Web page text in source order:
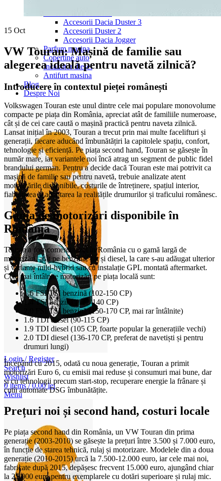
Accesorii Dacia Duster 3
Accesorii Duster 2
Accesorii Dacia Jogger
Parfum masina
Copertine auto
Incalzitor diesel
Antifurt masina
Blog
Despre Noi
Login / Register
Search
Wishlist
0items / 0,00lei
Menu
15 Oct
VW Touran: Mașină de familie sau
alegerea ideală pentru navetă zilnică?
Introducere în contextul pieței românești
Volkswagen Touran este unul dintre cele mai populare monovolume
compacte pe piața din România, apreciat atât de familiile numeroase,
cât și de cei care caută o mașină practică pentru naveta zilnică.
Lansat inițial în 2003, Touran a trecut prin mai multe facelifturi și
generații, fiecare aducând îmbunătățiri la capitolele spațiu, confort,
tehnologie și eficiență. Pe piața second hand, Touran se găsește în
număr mare, iar variantele noi încă atrag un segment de public fidel
brandului german. Pentru a decide dacă Touran este mai potrivit ca
mașină de familie sau pentru navetă, trebuie analizate atent
motorizările disponibile, costurile de întreținere, spațiul interior,
fiabilitatea și adaptarea la realitățile drumurilor și traficului românesc.
Gama de motorizări disponibile în
România
Touran a fost comercializat în România cu o gamă largă de
motorizări, atât pe benzină, cât și diesel, la care s-au adăugat ulterior
și variante mild-hybrid sau cu instalație GPL montată aftermarket.
Cele mai întâlnite motorizări pe piața locală sunt:
1.6 FSI/TSI benzină (102-150 CP)
1.4 TSI benzină (122-140 CP)
2.0 FSI/TSI benzină (150-170 CP, mai rar întâlnite)
1.6 TDI diesel (90-115 CP)
1.9 TDI diesel (105 CP, foarte popular la generațiile vechi)
2.0 TDI diesel (136-170 CP, preferat de navetiști și pentru
drumuri lungi)
Începând cu 2015, odată cu noua generație, Touran a primit
motorizări Euro 6, cu emisii mai reduse și consumuri mai bune, dar
și cu tehnologii precum start-stop, recuperare energie la frânare și
cutii automate DSG îmbunătățite.
Prețuri noi și second hand, costuri locale
Pe piața second hand din România, un VW Touran din prima
generație (2003-2010) se găsește la prețuri între 3.500 și 7.000 euro,
în funcție de starea tehnică, rulaj și motorizare. Modelele din a doua
generație (2010-2015) urcă la 7.500-12.000 euro, iar cele mai noi,
fabricate după 2015, depășesc frecvent 15.000 euro, ajungând chiar
la 25.000 euro pentru exemplarele cu dotări superioare și rulaj mic.